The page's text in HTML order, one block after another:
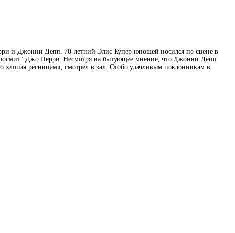
и Джонни Депп. 70-летний Элис Купер юношей носился по сцене в
Джо Перри. Несмотря на бытующее мнение, что Джонни Депп
ресницами, смотрел в зал. Особо удачливым поклонникам в